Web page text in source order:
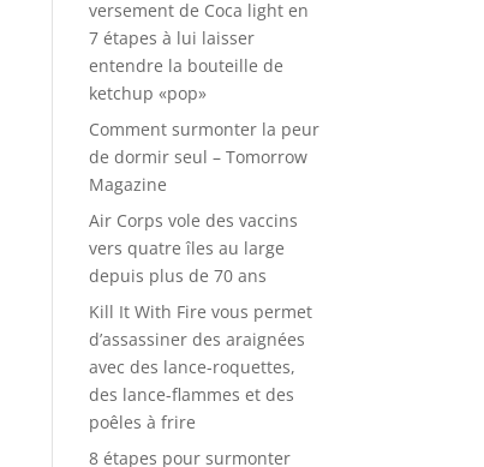
versement de Coca light en
7 étapes à lui laisser
entendre la bouteille de
ketchup «pop»
Comment surmonter la peur
de dormir seul – Tomorrow
Magazine
Air Corps vole des vaccins
vers quatre îles au large
depuis plus de 70 ans
Kill It With Fire vous permet
d’assassiner des araignées
avec des lance-roquettes,
des lance-flammes et des
poêles à frire
8 étapes pour surmonter